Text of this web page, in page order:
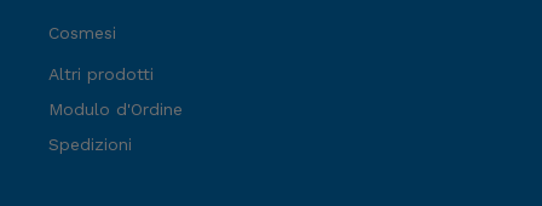
Cosmesi
Altri prodotti
Modulo d'Ordine
Spedizioni